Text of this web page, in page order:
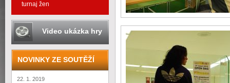
turnaj žen
Video ukázka hry
NOVINKY ZE SOUTĚŽÍ
22. 1. 2019